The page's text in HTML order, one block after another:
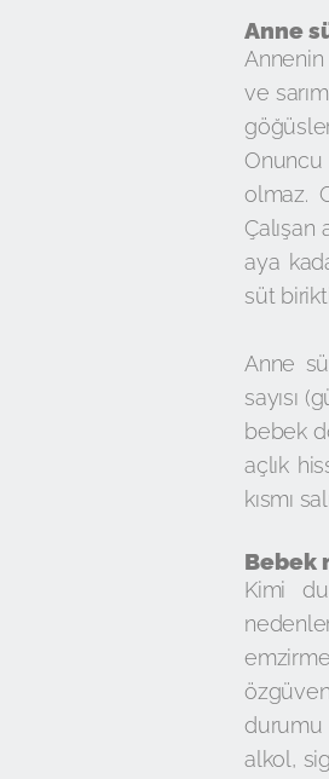
Anne
ve
olmaz.
aya
süt
Anne
sayısı
bebek
açlık
kısmı
Bebek
Kimi
durumu
alkol,